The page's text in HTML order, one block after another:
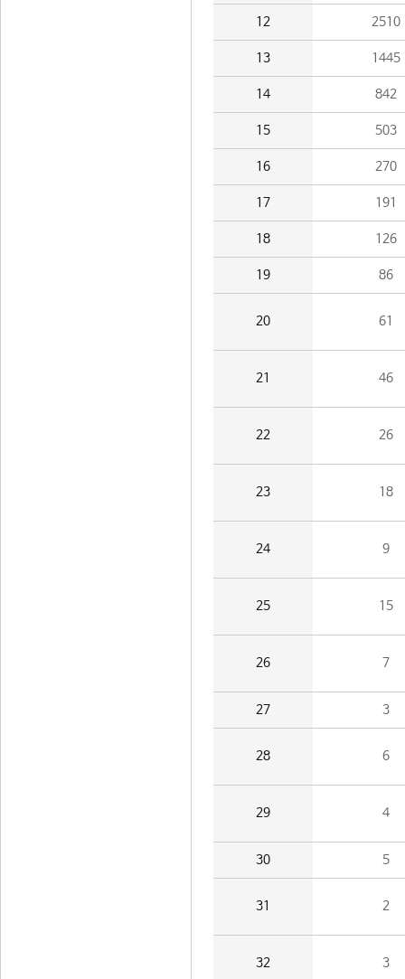
12 2510
13 1445
14 842
15 503
16 270
17 191
18 126
19 86
20 61
21 46
22 26
23 18
24 9
25 15
26 7
27 3
28 6
29 4
30 5
31 2
32 3